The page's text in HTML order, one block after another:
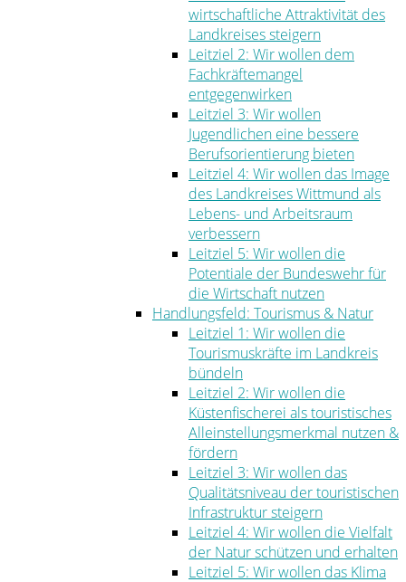
wirtschaftliche Attraktivität des
Landkreises steigern
Leitziel 2: Wir wollen dem
Fachkräftemangel
entgegenwirken
Leitziel 3: Wir wollen
Jugendlichen eine bessere
Berufsorientierung bieten
Leitziel 4: Wir wollen das Image
des Landkreises Wittmund als
Lebens- und Arbeitsraum
verbessern
Leitziel 5: Wir wollen die
Potentiale der Bundeswehr für
die Wirtschaft nutzen
Handlungsfeld: Tourismus & Natur
Leitziel 1: Wir wollen die
Tourismuskräfte im Landkreis
bündeln
Leitziel 2: Wir wollen die
Küstenfischerei als touristisches
Alleinstellungsmerkmal nutzen &
fördern
Leitziel 3: Wir wollen das
Qualitätsniveau der touristischen
Infrastruktur steigern
Leitziel 4: Wir wollen die Vielfalt
der Natur schützen und erhalten
Leitziel 5: Wir wollen das Klima